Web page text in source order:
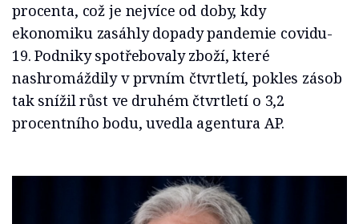
procenta, což je nejvíce od doby, kdy
ekonomiku zasáhly dopady pandemie covidu-
19. Podniky spotřebovaly zboží, které
nashromáždily v prvním čtvrtletí, pokles zásob
tak snížil růst ve druhém čtvrtletí o 3,2
procentního bodu, uvedla agentura AP.